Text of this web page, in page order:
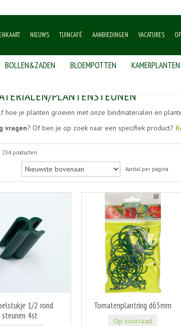
NIEUWS TUINCAFÉ AANBIEDINGEN VACATURES
BOLLEN&ZADEN BLOEMPOTTEN KAMERPLANTEN
PLANTENSTEUNEN
hoe je planten groeien met onze bindmaterialen en
vragen? Of ben je op zoek naar een specifiek product?
234 producten
Aantal per pagina
1/2 rond
steunen 4st
Tomatenplantring d65mm
Op voorraad